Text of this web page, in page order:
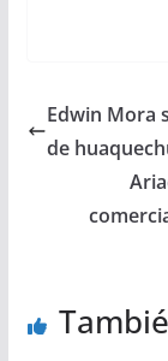
Edwin Mora
de